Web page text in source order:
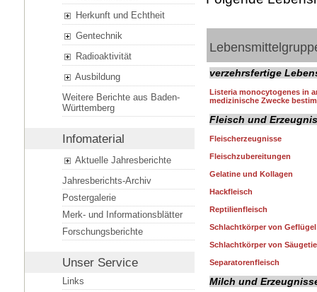
Herkunft und Echtheit
Gentechnik
Radioaktivität
Ausbildung
Weitere Berichte aus Baden-
Württemberg
Infomaterial
Aktuelle Jahresberichte
Jahresberichts-Archiv
Postergalerie
Merk- und Informationsblätter
Forschungsberichte
Unser Service
Links
verzehrsfertige
Listeria monocytogenes in
medizinische Zwecke
Fleisch und
Fleischerzeugnisse
Fleischzubereitungen
Gelatine und Kollagen
Hackfleisch
Reptilienfleisch
Schlachtkörper von
Schlachtkörper von
Separatorenfleisch
Milch und